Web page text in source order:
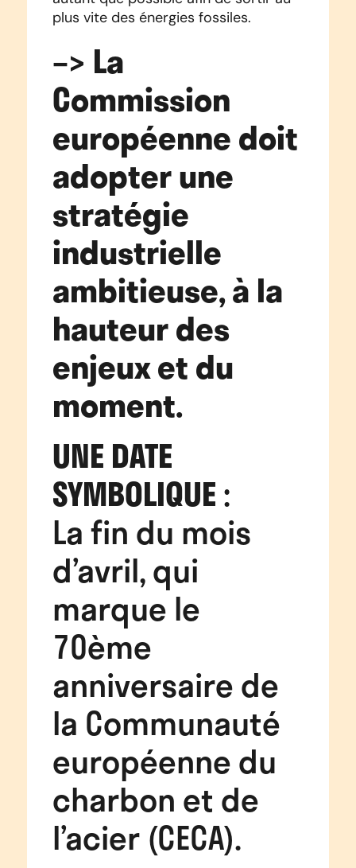
plus vite des énergies fossiles.
–> La
Commission
européenne doit
adopter une
stratégie
industrielle
ambitieuse, à la
hauteur des
enjeux et du
moment.
UNE DATE
SYMBOLIQUE:
La fin du mois
d’avril, qui
marque le
70ème
anniversaire de
la Communauté
européenne du
charbon et de
l’acier (CECA).